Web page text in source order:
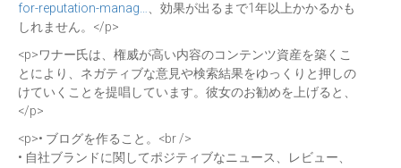
for-reputation-manag…
、効果が出るまで1年以上かかるかも
しれません。</p>
<p>ワナー氏は、権威が高い内容のコンテンツ資産を築くこ
とにより、ネガティブな意見や検索結果をゆっくりと押しの
けていくことを提唱しています。彼女のお勧めを上げると、
</p>
<p>• ブログを作ること。<br />
• 自社ブランドに関してポジティブなニュース、レビュー、